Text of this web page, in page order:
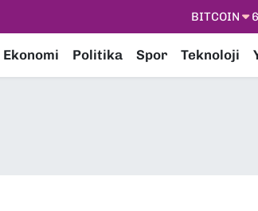
DOLAR
STERLİN
Ekonomi Politika Spor Teknoloji